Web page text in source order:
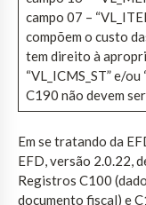
campo 07 –
compõem o custo
tem direito à
“VL_ICMS_ST” e/
C190 não devem
Em se tratando da
EFD, versão 2.0.22,
Registros C100
documento fiscal) e